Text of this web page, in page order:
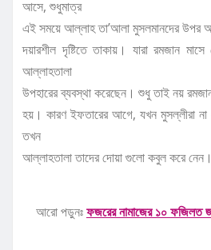
আসে, শুধুমাত্র
এই সময়ে আল্লাহ তা’আলা মুসলমানদের উপর
দয়ারশীল দৃষ্টিতে তাকায়। যারা রমজান
আল্লাহতালা
উপহারের ব্যবস্থা করেছেন। শুধু তাই নয়
হয়। কারণ ইফতারের আগে, যখন মুসল্লীরা না
তখন
আল্লাহতালা তাদের দোয়া গুলো কবুল করে নেন।
আরো পড়ুনঃফজরের নামাজের ১০ ফজিলত